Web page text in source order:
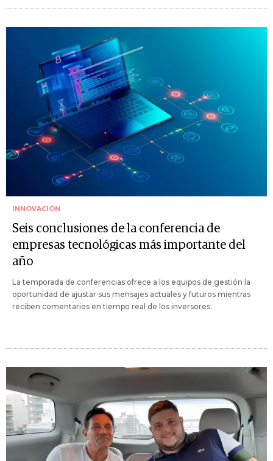
INNOVACIÓN
Seis conclusiones de la conferencia de
empresas tecnológicas más importante del
año
La temporada de conferencias ofrece a los equipos de gestión la
oportunidad de ajustar sus mensajes actuales y futuros mientras
reciben comentarios en tiempo real de los inversores.